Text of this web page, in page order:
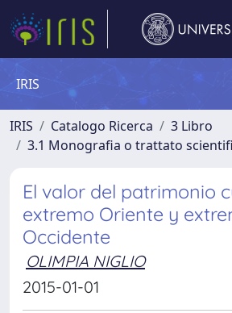
IRIS
IRIS Catalogo Ricerca
3 Libro
3.1 Monografia o trattato
El valor del patrimonio
extremo Oriente y
Occidente
OLIMPIA NIGLIO
2015-01-01